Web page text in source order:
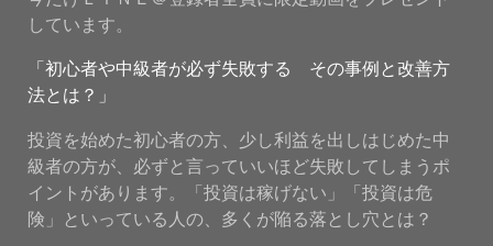
しています。
「初心者や中級者が必ず失敗する その事例と改善方
法とは？」
投資を始めた初心者の方、少し利益を出しはじめた中
級者の方が、必ずと言っていいほど失敗してしまうポ
イントがあります。「投資は稼げない」「投資は危
険」といっている人の、多くが陥る落とし穴とは？